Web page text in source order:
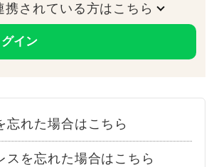
携されている方はこちら
イン
忘れた場合はこちら
スを忘れた場合はこちら